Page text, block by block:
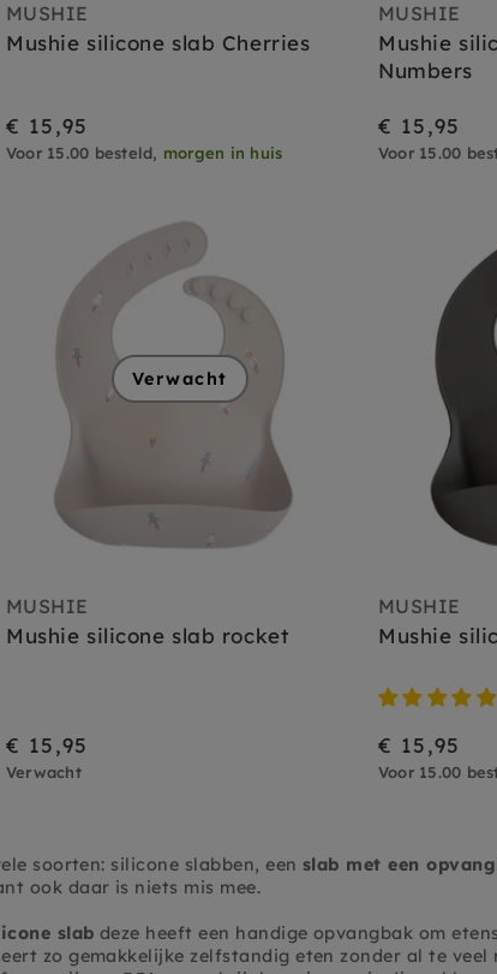
MUSHIE
Mushie silicone slab Cherries
€ 15,95
Voor 15.00 besteld, morgen in huis
MUSHIE
Mushie
Numbers
€ 15,95
Voor 15.00
Verwacht
MUSHIE
Mushie silicone slab rocket
€ 15,95
Verwacht
MUSHIE
Mushie
€ 15,95
Voor 15.00
soorten: silicone slabben, een slab met een
ook daar is niets mis mee.
slab deze heeft een handige opvangbak om
zo gemakkelijke zelfstandig eten zonder al te veel